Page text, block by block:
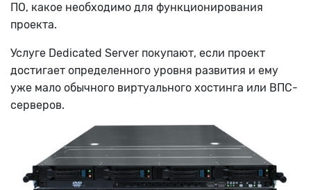
ПО, какое необходимо для функционирования
проекта.
Услугe Dedicated Server покупают, если проект
достигает определенного уровня развития и ему
уже мало обычного виртуального хостинга или ВПС-
серверов.